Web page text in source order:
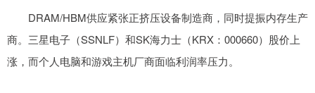
DRAM/HBM供应紧张正挤压设备制造商，同时提振内存生产
商。三星电子（SSNLF）和SK海力士（KRX：000660）股价上
涨，而个人电脑和游戏主机厂商面临利润率压力。